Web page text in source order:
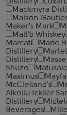
Mackmyra
Maison
Maker's Mark
Malt'b Whiskey
Marcati
Marie
Distillery
Distillery
Shuzo
Maximus
McClelland's
Alkollu Ickiler
Distillery
Beverages